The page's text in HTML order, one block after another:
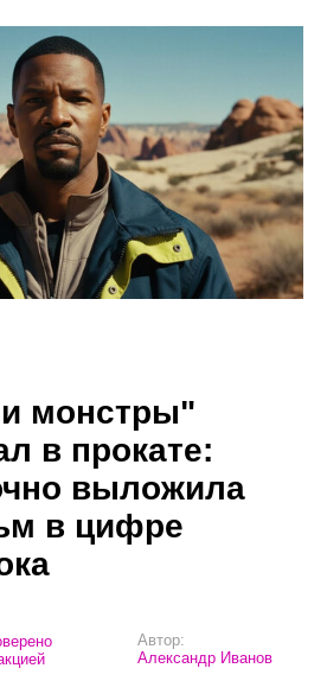
монстры"
в прокате:
выложила
в цифре
Автор:
Александр Иванов